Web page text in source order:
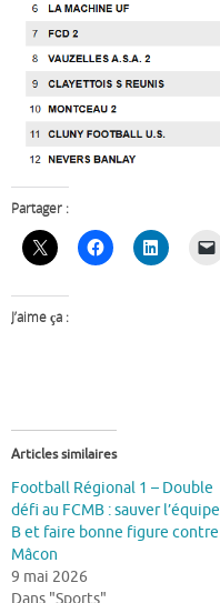
Partager :
J’aime ça :
Articles similaires
Football Régional 1 – Double
défi au FCMB : sauver l’équipe
B et faire bonne figure contre
Mâcon
9 mai 2026